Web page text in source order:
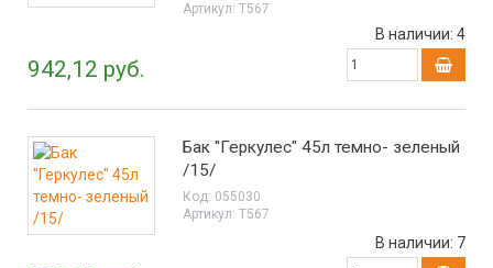
Артикул: Т567
942,12 руб.
В наличии: 4
Бак "Геркулес" 45л темно- зеленый
/15/
Код: 055030
Артикул: Т567
В наличии: 7